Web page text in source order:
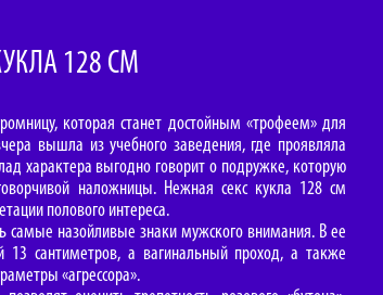
128 СМ
которая станет достойным «трофеем» для
вышла из учебного заведения, где проявляла
характера выгодно говорит о подружке, которую
наложницы. Нежная секс кукла 128 см
полового интереса.
назойливые знаки мужского внимания. В ее
13 сантиметров, а вагинальный проход, а также
«агрессора».